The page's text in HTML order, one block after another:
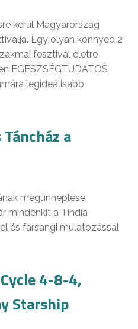
kerül Magyarország
Egy olyan könnyed 2
fesztivál életre
EGÉSZSÉGTUDATOS
legideálisabb
a
megünneplése
mindenkit a Tindia
és farsangi mulatozással
4-8-4,
Starship